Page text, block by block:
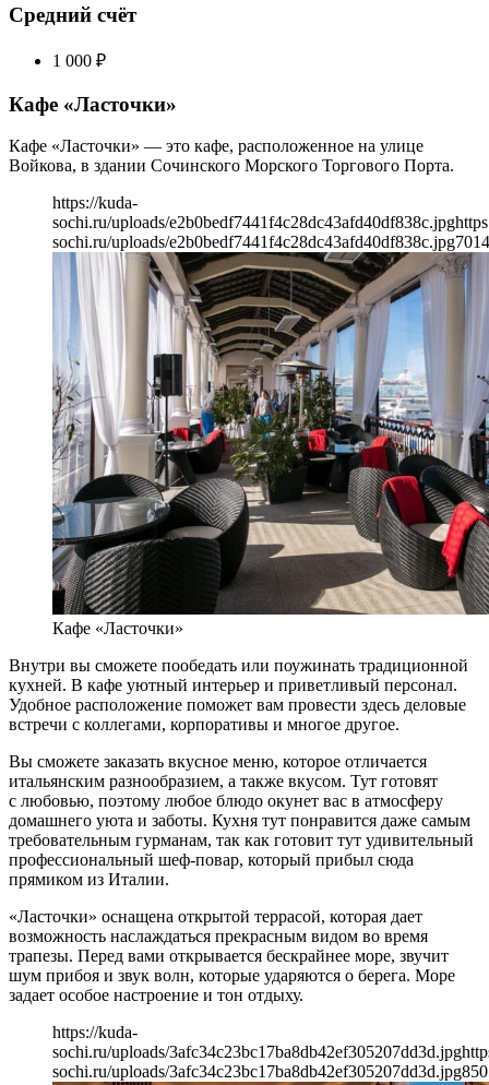
Средний счёт
1 000 ₽
Кафе «Ласточки»
Кафе «Ласточки» — это кафе, расположенное на улице
Войкова, в здании Сочинского Морского Торгового Порта.
https://kuda-
sochi.ru/uploads/e2b0bedf7441f4c28dc43afd40df838c.jpg
sochi.ru/uploads/e2b0bedf7441f4c28dc43afd40df838c.jpg701
Кафе «Ласточки»
Внутри вы сможете пообедать или поужинать традиционной
кухней. В кафе уютный интерьер и приветливый персонал.
Удобное расположение поможет вам провести здесь деловые
встречи с коллегами, корпоративы и многое другое.
Вы сможете заказать вкусное меню, которое отличается
итальянским разнообразием, а также вкусом. Тут готовят
с любовью, поэтому любое блюдо окунет вас в атмосферу
домашнего уюта и заботы. Кухня тут понравится даже самым
требовательным гурманам, так как готовит тут удивительный
профессиональный шеф-повар, который прибыл сюда
прямиком из Италии.
«Ласточки» оснащена открытой террасой, которая дает
возможность наслаждаться прекрасным видом во время
трапезы. Перед вами открывается бескрайнее море, звучит
шум прибоя и звук волн, которые ударяются о берега. Море
задает особое настроение и тон отдыху.
https://kuda-
sochi.ru/uploads/3afc34c23bc17ba8db42ef305207dd3d.jpg
sochi.ru/uploads/3afc34c23bc17ba8db42ef305207dd3d.jpg850